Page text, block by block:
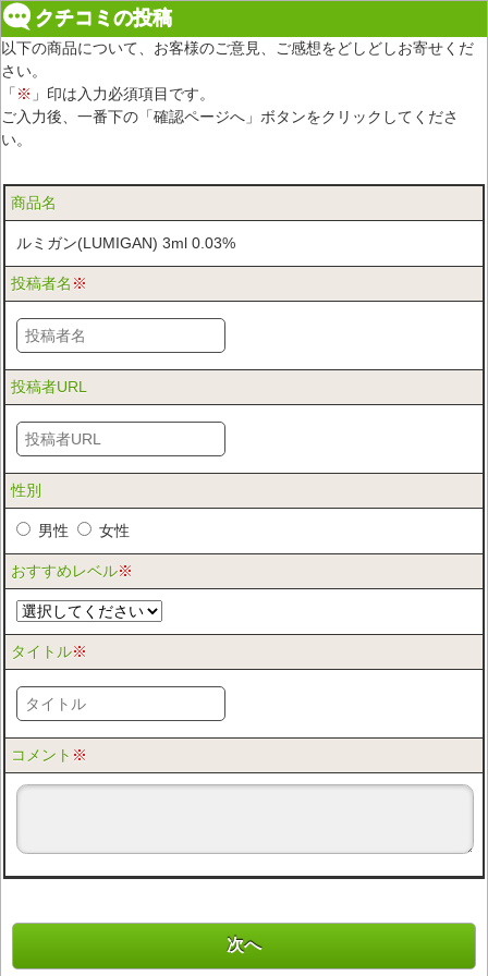
クチコミの投稿
以下の商品について、お客様のご意見、ご感想をどしどしお寄せくだ
さい。
「※ 」印は入力必須項目です。
ご入力後、一番下の「確認ページへ」ボタンをクリックしてくださ
い。
商品名
ルミガン(LUMIGAN) 3ml 0.03%
投稿者名 ※
投稿者URL
性別
男性 女性
おすすめレベル※
タイトル※
コメント ※